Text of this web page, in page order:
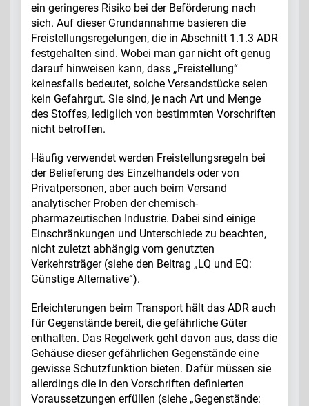
ein geringeres Risiko bei der Beförderung nach
sich. Auf dieser Grundannahme basieren die
Freistellungsregelungen, die in Abschnitt 1.1.3 ADR
festgehalten sind. Wobei man gar nicht oft genug
darauf hinweisen kann, dass „Freistellung“
keinesfalls bedeutet, solche Versandstücke seien
kein Gefahrgut. Sie sind, je nach Art und Menge
des Stoffes, lediglich von bestimmten Vorschriften
nicht betroffen.
Häufig verwendet werden Freistellungsregeln bei
der Belieferung des Einzelhandels oder von
Privatpersonen, aber auch beim Versand
analytischer Proben der chemisch-
pharmazeutischen Industrie. Dabei sind einige
Einschränkungen und Unterschiede zu beachten,
nicht zuletzt abhängig vom genutzten
Verkehrsträger (siehe den Beitrag „LQ und EQ:
Günstige Alternative“).
Erleichterungen beim Transport hält das ADR auch
für Gegenstände bereit, die gefährliche Güter
enthalten. Das Regelwerk geht davon aus, dass die
Gehäuse dieser gefährlichen Gegenstände eine
gewisse Schutzfunktion bieten. Dafür müssen sie
allerdings die in den Vorschriften definierten
Voraussetzungen erfüllen (siehe „Gegenstände: